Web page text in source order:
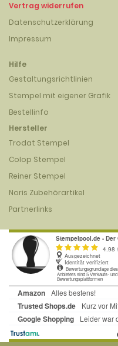
Vertrag widerrufen
Datenschutzerklärung
Impressum
Hilfe
Gestaltungsrichtlinien
Stempel mit eigener Grafik
Bestellinfo
Hersteller
Trodat Stempel
Colop Stempel
Reiner Stempel
Noris Zubehörartikel
Partnerlinks